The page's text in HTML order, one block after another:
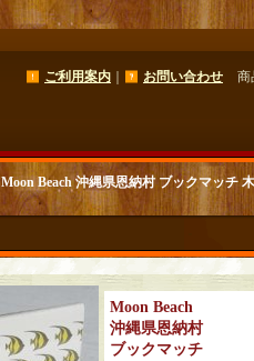
ご利用案内 お問い合わせ 商
Moon Beach 沖縄県恩納村 ブックマッチ
Moon Beach
沖縄県恩納村
ブックマッチ